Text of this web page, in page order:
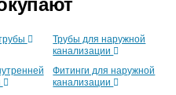
платная
Труба канализационная
ф110 х 1000мм "Ostendorf"
Трубы для наружной
канализации
Фитинги для наружной
канализации